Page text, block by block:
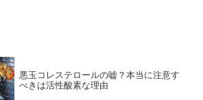
悪玉コレステロールの嘘？本当に注意す
べきは活性酸素な理由